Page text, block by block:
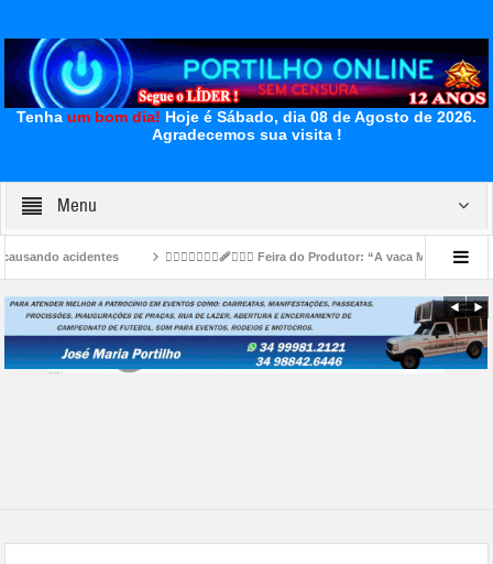
Tenha um bom dia! Hoje é Sábado, dia 08 de Agosto de 2026.
Agradecemos sua visita !
Menu
👉🏻🐮⛺🚧👎🏻🩹🤔🐄⛺ Feira do Produtor: “A vaca Mimosa já foi piada” —
bambu gemeu 👀🚔🚨😱🚑🚒😂 👉LUTO…⚰😔🕯😪😭FUNERÁRIA SAO
da Fecomércio MG para a gestão 2026/2030.